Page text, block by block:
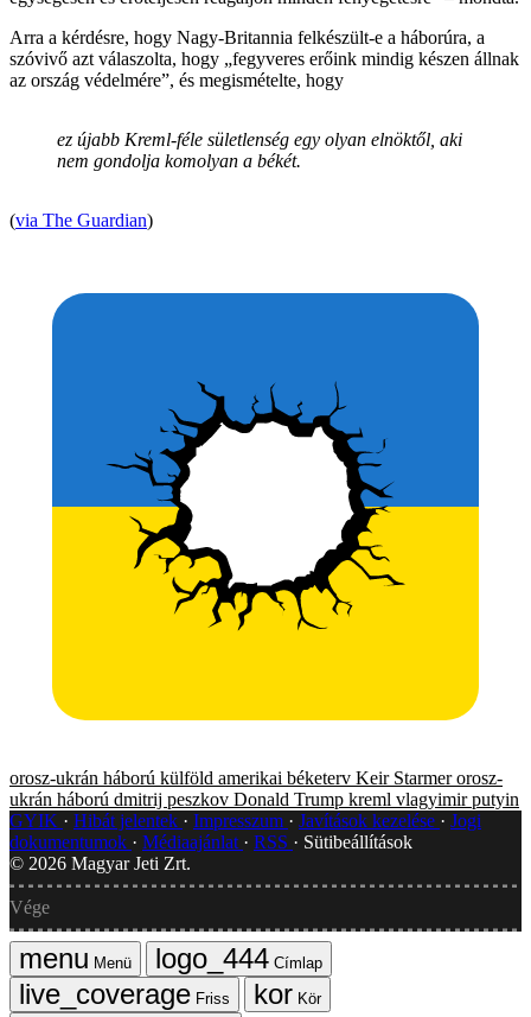
Arra a kérdésre, hogy Nagy-Britannia felkészült-e a háborúra, a
szóvivő azt válaszolta, hogy „fegyveres erőink mindig készen állnak
az ország védelmére”, és megismételte, hogy
ez újabb Kreml-féle sületlenség egy olyan elnöktől, aki
nem gondolja komolyan a békét.
(via The Guardian)
orosz-ukrán háború külföld amerikai béketerv Keir Starmer orosz-
ukrán háború dmitrij peszkov Donald Trump kreml vlagyimir putyin
GYIK
Hibát jelentek Impresszum Javítások kezelése
Jogi
dokumentumok
Médiaajánlat RSS
Sütibeállítások
© 2026 Magyar Jeti Zrt.
Vége
Menü
Címlap
Friss
Kör